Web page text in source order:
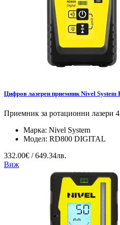
Цифров лазерен приемник Nivel
Приемник за ротационни лазери
Марка: Nivel System
Модел: RD800 DIGITAL
332.00€ / 649.34лв.
Виж